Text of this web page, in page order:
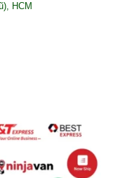
HCM